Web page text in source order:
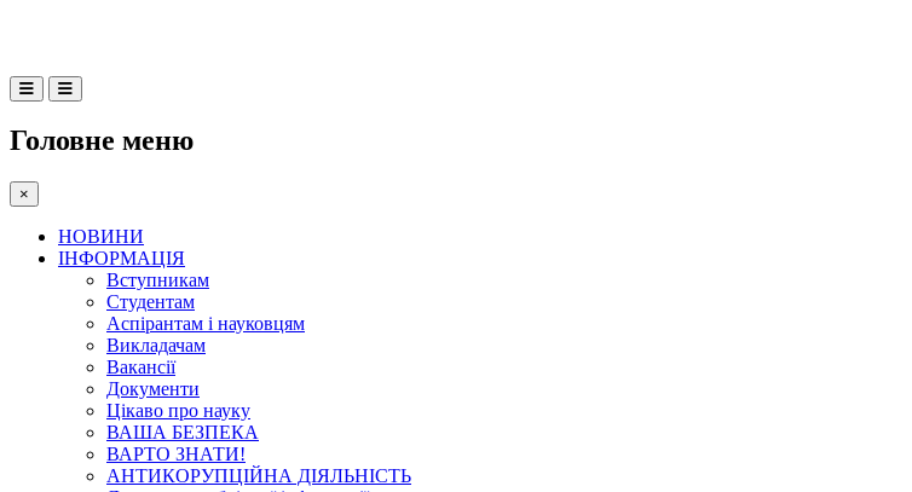
Головне меню
×
НОВИНИ
ІНФОРМАЦІЯ
Вступникам
Студентам
Аспірантам і науковцям
Викладачам
Вакансії
Документи
Цікаво про науку
ВАША БЕЗПЕКА
ВАРТО ЗНАТИ!
АНТИКОРУПЦІЙНА ДІЯЛЬНІСТЬ